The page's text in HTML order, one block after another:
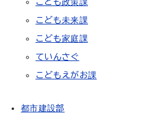
こども政策課
こども未来課
こども家庭課
ていんさぐ
こどもえがお課
都市建設部